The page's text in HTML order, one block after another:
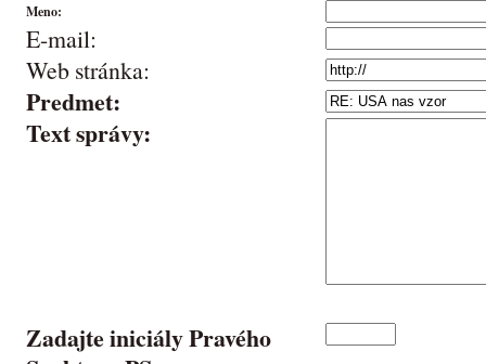
Meno:
E-mail:
Web stránka:
Predmet:
Text správy:
Zadajte iniciály Pravého